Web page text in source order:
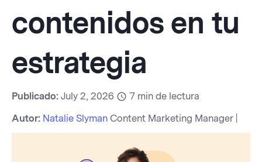
contenidos en tu
estrategia
Publicado: July 2, 2026 7 min de lectura
Autor: Natalie Slyman Content Marketing Manager |